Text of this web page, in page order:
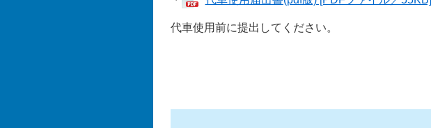
代車使用前に提出してください。